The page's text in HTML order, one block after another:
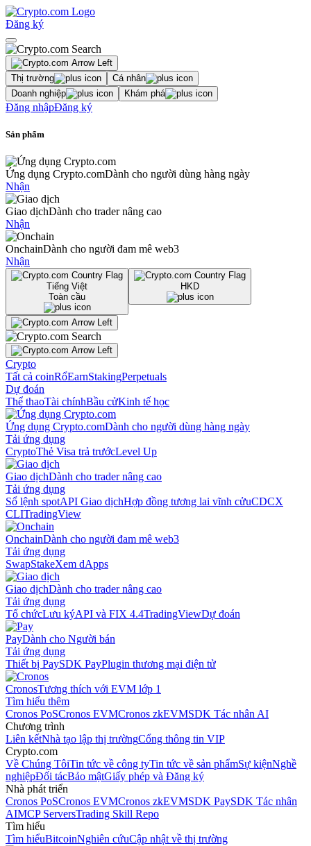
Đăng ký
Thị trường
Cá nhân
Doanh nghiệp
Khám phá
Đăng nhậpĐăng ký
Sản phẩm
Ứng dụng Crypto.comDành cho người dùng hàng ngày
Nhận
Giao dịchDành cho trader nâng cao
Nhận
OnchainDành cho người đam mê web3
Nhận
Tiếng Việt
Toàn cầu
HKD
Crypto
Tất cả coinRổEarnStakingPerpetuals
Dự đoán
Thể thaoTài chínhBầu cửKinh tế học
Ứng dụng Crypto.comDành cho người dùng hàng ngày
Tải ứng dụng
CryptoThẻ Visa trả trướcLevel Up
Giao dịchDành cho trader nâng cao
Tải ứng dụng
Sổ lệnh spotAPI Giao dịchHợp đồng tương lai vĩnh cửuCDCX
CLITradingView
OnchainDành cho người đam mê web3
Tải ứng dụng
SwapStakeXem dApps
Giao dịchDành cho trader nâng cao
Tải ứng dụng
Tổ chứcLưu kýAPI và FIX 4.4TradingViewDự đoán
PayDành cho Người bán
Tải ứng dụng
Thiết bị PaySDK PayPlugin thương mại điện tử
CronosTương thích với EVM lớp 1
Tìm hiểu thêm
Cronos PoSCronos EVMCronos zkEVMSDK Tác nhân AI
Chương trình
Liên kếtNhà tạo lập thị trườngCổng thông tin VIP
Crypto.com
Về Chúng TôiTin tức về công tyTin tức về sản phẩmSự kiệnNghề
nghiệpĐối tácBảo mậtGiấy phép và Đăng ký
Nhà phát triển
Cronos PoSCronos EVMCronos zkEVMSDK PaySDK Tác nhân
AIMCP ServersTrading Skill Repo
Tìm hiểu
Tìm hiểuBitcoinNghiên cứuCập nhật về thị trường